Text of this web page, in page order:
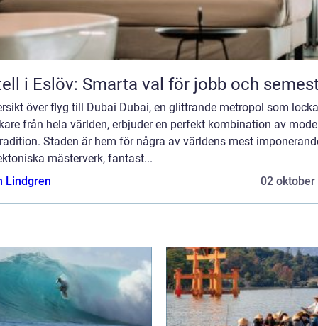
i Eslöv: Smarta val för jobb och
över flyg till Dubai Dubai, en glittrande metropol som
från hela världen, erbjuder en perfekt kombination av
Staden är hem för några av världens mest
mästerverk, fantast...
Lindgren
02 oktober